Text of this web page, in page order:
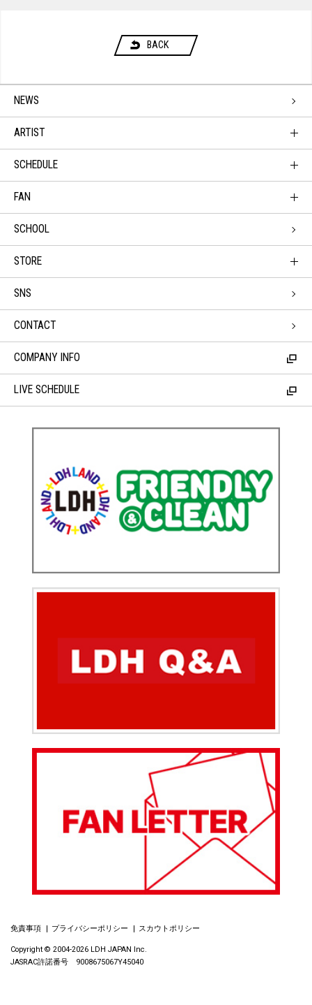
BACK
NEWS
ARTIST
SCHEDULE
FAN
SCHOOL
STORE
SNS
CONTACT
COMPANY INFO
LIVE SCHEDULE
免責事項 プライバシーポリシー スカウトポリシー
Copyright © 2004-2026 LDH JAPAN Inc.
JASRAC許諾番号 9008675067Y45040